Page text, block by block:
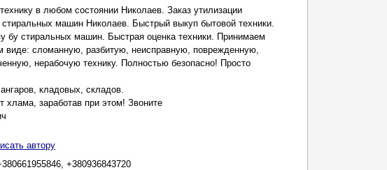
в любом состоянии Николаев. Заказ утилизации
машин Николаев. Быстрый выкуп бытовой техники.
бу стиральных машин. Быстрая оценка техники. Принимаем
виде: сломанную, разбитую, неисправную, поврежденную,
нерабочую технику. Полностью безопасно! Просто
кладовых, складов.
хлама, заработав при этом! Звоните
автору
+380936843720